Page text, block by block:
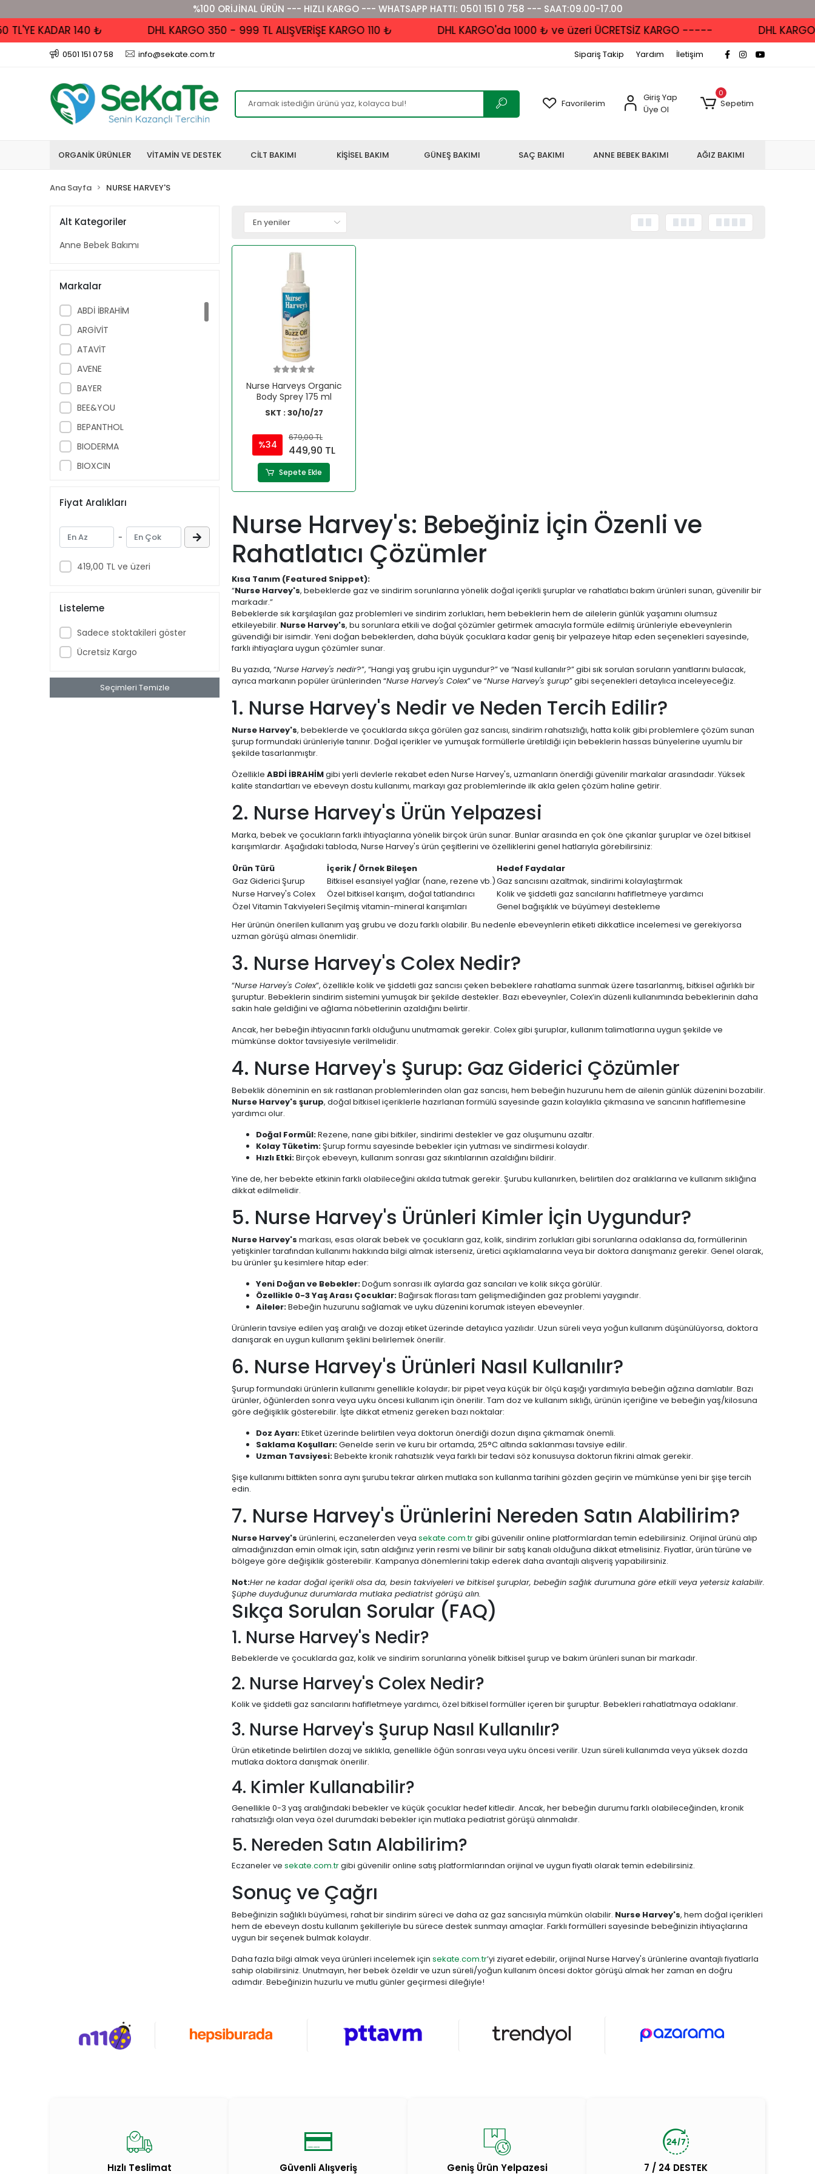
%100 ORİJİNAL ÜRÜN --- HIZLI KARGO --- WHATSAPP HATTI: 0501 151 0 758 --- SAAT:09.00-17.00
KADAR 140 ₺ DHL KARGO 350 - 999 TL ALIŞVERİŞE KARGO 110 ₺ DHL KARGO'da 1000 ₺ ve üzeri ÜCRETSİZ KARGO ----- DHL
0501 151 07 58 info@sekate.com.tr Sipariş Takip Yardım İletişim
Favorilerim
Giriş Yap
Üye Ol
0
Sepetim
ORGANİK ÜRÜNLER VİTAMİN VE DESTEK CİLT BAKIMI KİŞİSEL BAKIM GÜNEŞ BAKIMI SAÇ BAKIMI ANNE BEBEK BAKIMI AĞIZ BAKIMI
Ana Sayfa NURSE HARVEY'S
Alt Kategoriler
Anne Bebek Bakımı
Markalar
ABDİ İBRAHİM
ARGİVİT
ATAVİT
AVENE
BAYER
BEE&YOU
BEPANTHOL
BIODERMA
BIOXCIN
BRUNO BABY
CAUDALIE
CECEMED
DAY2DAY
DRICLOR
edis pharma
ENTEROGERMİNA
Fiyat Aralıkları
-
419,00 TL ve üzeri
Listeleme
Sadece stoktakileri göster
Ücretsiz Kargo
Seçimleri Temizle
Nurse Harveys Organic
Body Sprey 175 ml
SKT : 30/10/27
%34
679,00 TL
449,90 TL
Sepete Ekle
Nurse Harvey's: Bebeğiniz İçin Özenli ve
Rahatlatıcı Çözümler
Kısa Tanım (Featured Snippet):
“Nurse Harvey's, bebeklerde gaz ve sindirim sorunlarına yönelik doğal içerikli şuruplar ve rahatlatıcı bakım ürünleri sunan, güvenilir bir
markadır.”
Bebeklerde sık karşılaşılan gaz problemleri ve sindirim zorlukları, hem bebeklerin hem de ailelerin günlük yaşamını olumsuz
etkileyebilir. Nurse Harvey's, bu sorunlara etkili ve doğal çözümler getirmek amacıyla formüle edilmiş ürünleriyle ebeveynlerin
güvendiği bir isimdir. Yeni doğan bebeklerden, daha büyük çocuklara kadar geniş bir yelpazeye hitap eden seçenekleri sayesinde,
farklı ihtiyaçlara uygun çözümler sunar.
Bu yazıda, “Nurse Harvey's nedir?”, “Hangi yaş grubu için uygundur?” ve “Nasıl kullanılır?” gibi sık sorulan soruların yanıtlarını bulacak,
ayrıca markanın popüler ürünlerinden “Nurse Harvey's Colex” ve “Nurse Harvey's şurup” gibi seçenekleri detaylıca inceleyeceğiz.
1. Nurse Harvey's Nedir ve Neden Tercih Edilir?
Nurse Harvey's, bebeklerde ve çocuklarda sıkça görülen gaz sancısı, sindirim rahatsızlığı, hatta kolik gibi problemlere çözüm sunan
şurup formundaki ürünleriyle tanınır. Doğal içerikler ve yumuşak formüllerle üretildiği için bebeklerin hassas bünyelerine uyumlu bir
şekilde tasarlanmıştır.
Özellikle ABDİ İBRAHİMgibi yerli devlerle rekabet eden Nurse Harvey's, uzmanların önerdiği güvenilir markalar arasındadır. Yüksek
kalite standartları ve ebeveyn dostu kullanımı, markayı gaz problemlerinde ilk akla gelen çözüm haline getirir.
2. Nurse Harvey's Ürün Yelpazesi
Marka, bebek ve çocukların farklı ihtiyaçlarına yönelik birçok ürün sunar. Bunlar arasında en çok öne çıkanlar şuruplar ve özel bitkisel
karışımlardır. Aşağıdaki tabloda, Nurse Harvey's ürün çeşitlerini ve özelliklerini genel hatlarıyla görebilirsiniz:
Ürün Türü
İçerik / Örnek Bileşen
Hedef Faydalar
Gaz Giderici Şurup
Bitkisel esansiyel yağlar (nane, rezene vb.)Gaz sancısını azaltmak, sindirimi kolaylaştırmak
Nurse Harvey's Colex
Özel bitkisel karışım, doğal tatlandırıcı
Kolik ve şiddetli gaz sancılarını hafifletmeye yardımcı
Özel Vitamin TakviyeleriSeçilmiş vitamin-mineral karışımları
Genel bağışıklık ve büyümeyi destekleme
Her ürünün önerilen kullanım yaş grubu ve dozu farklı olabilir. Bu nedenle ebeveynlerin etiketi dikkatlice incelemesi ve gerekiyorsa
uzman görüşü alması önemlidir.
3. Nurse Harvey's Colex Nedir?
“Nurse Harvey's Colex”, özellikle kolik ve şiddetli gaz sancısı çeken bebeklere rahatlama sunmak üzere tasarlanmış, bitkisel ağırlıklı bir
şuruptur. Bebeklerin sindirim sistemini yumuşak bir şekilde destekler. Bazı ebeveynler, Colex’in düzenli kullanımında bebeklerinin daha
sakin hale geldiğini ve ağlama nöbetlerinin azaldığını belirtir.
Ancak, her bebeğin ihtiyacının farklı olduğunu unutmamak gerekir. Colex gibi şuruplar, kullanım talimatlarına uygun şekilde ve
mümkünse doktor tavsiyesiyle verilmelidir.
4. Nurse Harvey's Şurup: Gaz Giderici Çözümler
Bebeklik döneminin en sık rastlanan problemlerinden olan gaz sancısı, hem bebeğin huzurunu hem de ailenin günlük düzenini bozabilir.
Nurse Harvey's şurup, doğal bitkisel içeriklerle hazırlanan formülü sayesinde gazın kolaylıkla çıkmasına ve sancının hafiflemesine
yardımcı olur.
Doğal Formül:Rezene, nane gibi bitkiler, sindirimi destekler ve gaz oluşumunu azaltır.
Kolay Tüketim:Şurup formu sayesinde bebekler için yutması ve sindirmesi kolaydır.
Hızlı Etki:Birçok ebeveyn, kullanım sonrası gaz sıkıntılarının azaldığını bildirir.
Yine de, her bebekte etkinin farklı olabileceğini akılda tutmak gerekir. Şurubu kullanırken, belirtilen doz aralıklarına ve kullanım sıklığına
dikkat edilmelidir.
5. Nurse Harvey's Ürünleri Kimler İçin Uygundur?
Nurse Harvey's markası, esas olarak bebek ve çocukların gaz, kolik, sindirim zorlukları gibi sorunlarına odaklansa da, formüllerinin
yetişkinler tarafından kullanımı hakkında bilgi almak isterseniz, üretici açıklamalarına veya bir doktora danışmanız gerekir. Genel olarak,
bu ürünler şu kesimlere hitap eder:
Yeni Doğan ve Bebekler:Doğum sonrası ilk aylarda gaz sancıları ve kolik sıkça görülür.
Özellikle 0-3 Yaş Arası Çocuklar:Bağırsak florası tam gelişmediğinden gaz problemi yaygındır.
Aileler:Bebeğin huzurunu sağlamak ve uyku düzenini korumak isteyen ebeveynler.
Ürünlerin tavsiye edilen yaş aralığı ve dozajı etiket üzerinde detaylıca yazılıdır. Uzun süreli veya yoğun kullanım düşünülüyorsa, doktora
danışarak en uygun kullanım şeklini belirlemek önerilir.
6. Nurse Harvey's Ürünleri Nasıl Kullanılır?
Şurup formundaki ürünlerin kullanımı genellikle kolaydır; bir pipet veya küçük bir ölçü kaşığı yardımıyla bebeğin ağzına damlatılır. Bazı
ürünler, öğünlerden sonra veya uyku öncesi kullanım için önerilir. Tam doz ve kullanım sıklığı, ürünün içeriğine ve bebeğin yaş/kilosuna
göre değişiklik gösterebilir. İşte dikkat etmeniz gereken bazı noktalar:
Doz Ayarı:Etiket üzerinde belirtilen veya doktorun önerdiği dozun dışına çıkmamak önemli.
Saklama Koşulları:Genelde serin ve kuru bir ortamda, 25°C altında saklanması tavsiye edilir.
Uzman Tavsiyesi:Bebekte kronik rahatsızlık veya farklı bir tedavi söz konusuysa doktorun fikrini almak gerekir.
Şişe kullanımı bittikten sonra aynı şurubu tekrar alırken mutlaka son kullanma tarihini gözden geçirin ve mümkünse yeni bir şişe tercih
edin.
7. Nurse Harvey's Ürünlerini Nereden Satın Alabilirim?
Nurse Harvey's ürünlerini, eczanelerden veya sekate.com.trgibi güvenilir online platformlardan temin edebilirsiniz. Orijinal ürünü alıp
almadığınızdan emin olmak için, satın aldığınız yerin resmi ve bilinir bir satış kanalı olduğuna dikkat etmelisiniz. Fiyatlar, ürün türüne ve
bölgeye göre değişiklik gösterebilir. Kampanya dönemlerini takip ederek daha avantajlı alışveriş yapabilirsiniz.
Not:Her ne kadar doğal içerikli olsa da, besin takviyeleri ve bitkisel şuruplar, bebeğin sağlık durumuna göre etkili veya yetersiz kalabilir.
Şüphe duyduğunuz durumlarda mutlaka pediatrist görüşü alın.
Sıkça Sorulan Sorular (FAQ)
1. Nurse Harvey's Nedir?
Bebeklerde ve çocuklarda gaz, kolik ve sindirim sorunlarına yönelik bitkisel şurup ve bakım ürünleri sunan bir markadır.
2. Nurse Harvey's Colex Nedir?
Kolik ve şiddetli gaz sancılarını hafifletmeye yardımcı, özel bitkisel formüller içeren bir şuruptur. Bebekleri rahatlatmaya odaklanır.
3. Nurse Harvey's Şurup Nasıl Kullanılır?
Ürün etiketinde belirtilen dozaj ve sıklıkla, genellikle öğün sonrası veya uyku öncesi verilir. Uzun süreli kullanımda veya yüksek dozda
mutlaka doktora danışmak önerilir.
4. Kimler Kullanabilir?
Genellikle 0-3 yaş aralığındaki bebekler ve küçük çocuklar hedef kitledir. Ancak, her bebeğin durumu farklı olabileceğinden, kronik
rahatsızlığı olan veya özel durumdaki bebekler için mutlaka pediatrist görüşü alınmalıdır.
5. Nereden Satın Alabilirim?
Eczaneler ve sekate.com.trgibi güvenilir online satış platformlarından orijinal ve uygun fiyatlı olarak temin edebilirsiniz.
Sonuç ve Çağrı
Bebeğinizin sağlıklı büyümesi, rahat bir sindirim süreci ve daha az gaz sancısıyla mümkün olabilir. Nurse Harvey's, hem doğal içerikleri
hem de ebeveyn dostu kullanım şekilleriyle bu sürece destek sunmayı amaçlar. Farklı formülleri sayesinde bebeğinizin ihtiyaçlarına
uygun bir seçenek bulmak kolaydır.
Daha fazla bilgi almak veya ürünleri incelemek için sekate.com.tr’yi ziyaret edebilir, orijinal Nurse Harvey's ürünlerine avantajlı fiyatlarla
sahip olabilirsiniz. Unutmayın, her bebek özeldir ve uzun süreli/yoğun kullanım öncesi doktor görüşü almak her zaman en doğru
adımdır. Bebeğinizin huzurlu ve mutlu günler geçirmesi dileğiyle!
Hızlı Teslimat Güvenli Alışveriş Geniş Ürün Yelpazesi 7 / 24 DESTEK